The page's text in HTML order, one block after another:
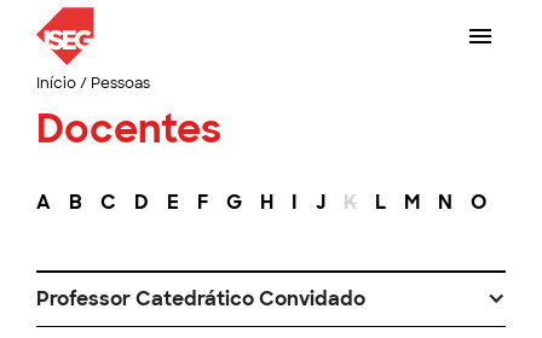
Início/ Pessoas
Docentes
A B C D E F G H I J K L M N O
Professor Catedrático Convidado